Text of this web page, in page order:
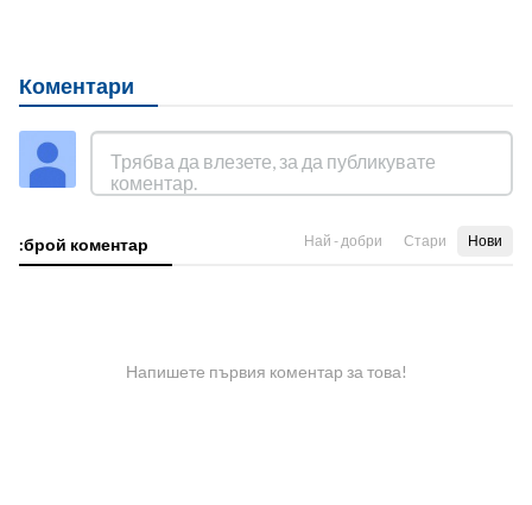
Коментари
:брой коментар Най - добри Стари Нови
Напишете първия коментар за това!